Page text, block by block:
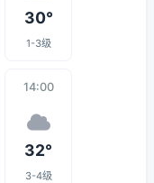
30°
1-3级
14:00
32°
3-4级